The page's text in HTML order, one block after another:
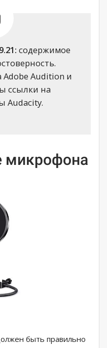
содержимое
Audition и
ссылки на
Audacity.
микрофона
быть правильно